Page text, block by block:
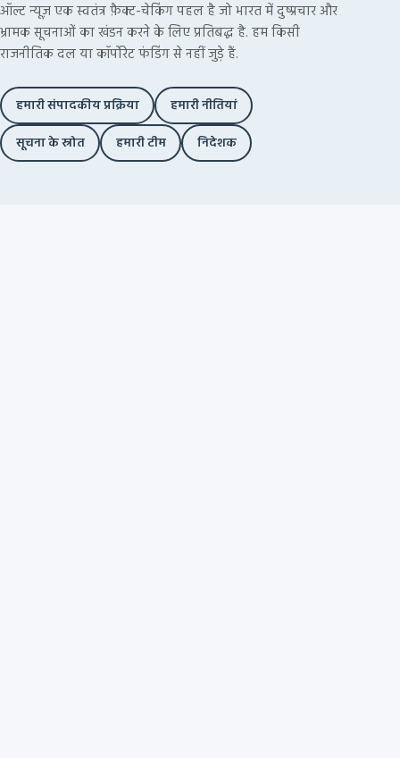
ऑल्ट न्यूज़ एक स्वतंत्र फ़ैक्ट-चेकिंग पहल है जो भारत में दुष्प्रचार और
भ्रामक सूचनाओं का खंडन करने के लिए प्रतिबद्ध है. हम किसी
राजनीतिक दल या कॉर्पोरेट फंडिंग से नहीं जुड़े हैं.
हमारी संपादकीय प्रक्रिया
हमारी नीतियां
सूचना के स्रोत
हमारी टीम निदेशक